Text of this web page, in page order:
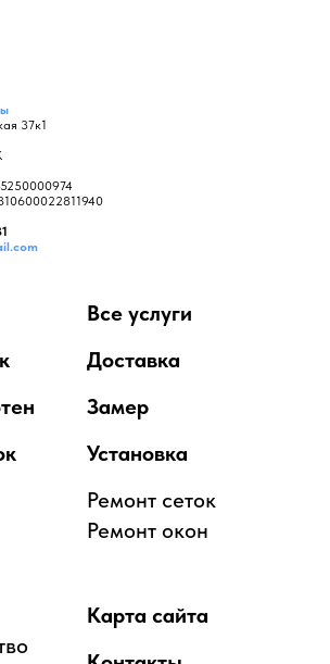
37к1
Все услуги
Доставка
Замер
Установка
Ремонт сеток
Ремонт окон
Карта сайта